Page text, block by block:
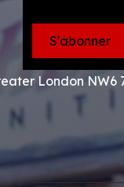
London NW6